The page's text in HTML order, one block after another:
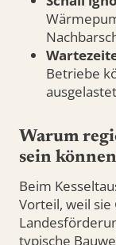
Betriebe
Warum
sein können
Beim
Vorteil, weil sie
typische